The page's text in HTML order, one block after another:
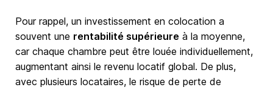
Pour rappel, un investissement en colocation a
souvent une rentabilité supérieure à la moyenne,
car chaque chambre peut être louée individuellement,
augmentant ainsi le revenu locatif global. De plus,
avec plusieurs locataires, le risque de perte de